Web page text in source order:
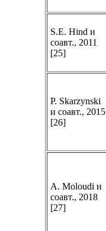
S.E. Hind и
соавт., 2011
[25]
P. Skarzynski
и соавт., 2015
[26]
A. Moloudi и
соавт., 2018
[27]